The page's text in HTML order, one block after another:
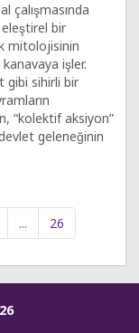
çalışmasında
bir
mitolojisinin
işler.
gibi sihirli bir
“kolektif aksiyon”
geleneğinin
... 26